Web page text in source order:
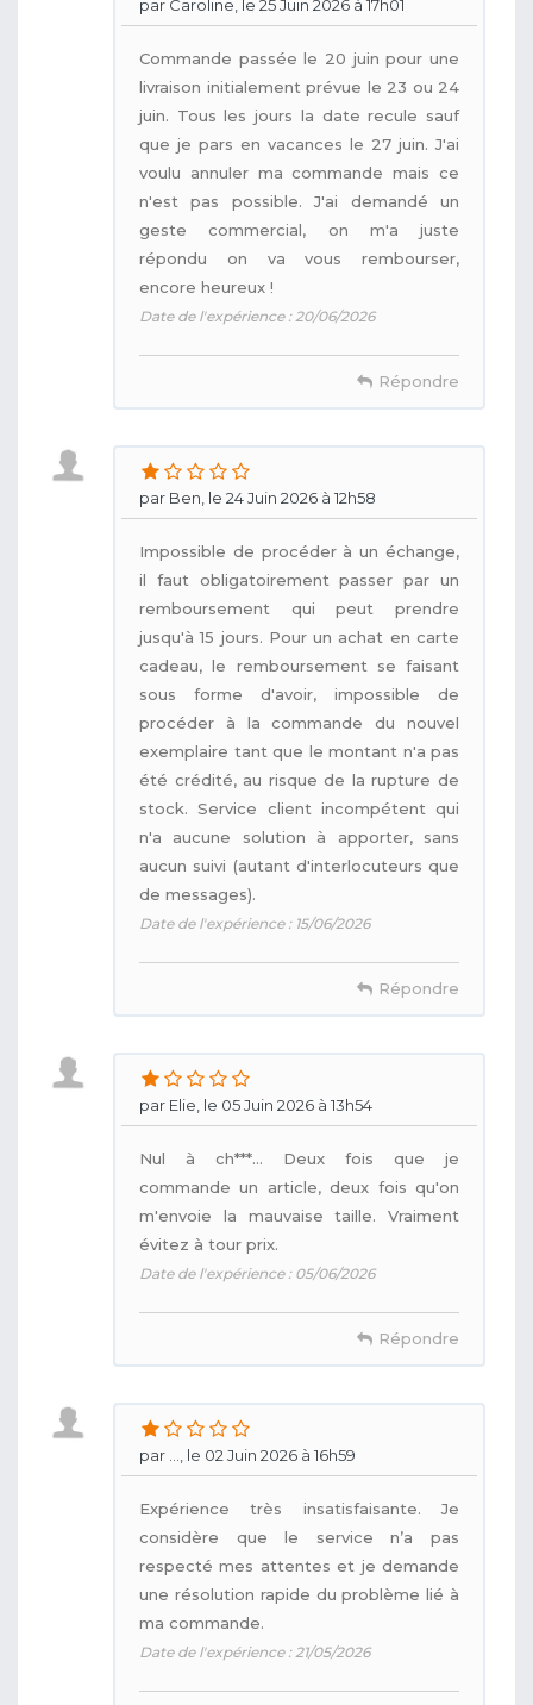
par Caroline, le 25 Juin 2026 à 17h01
Commande passée le 20 juin pour une
livraison initialement prévue le 23 ou 24
juin. Tous les jours la date recule sauf
que je pars en vacances le 27 juin. J'ai
voulu annuler ma commande mais ce
n'est pas possible. J'ai demandé un
geste commercial, on m'a juste
répondu on va vous rembourser,
encore heureux !
Date de l'expérience : 20/06/2026
Répondre
par Ben, le 24 Juin 2026 à 12h58
Impossible de procéder à un échange,
il faut obligatoirement passer par un
remboursement qui peut prendre
jusqu'à 15 jours. Pour un achat en carte
cadeau, le remboursement se faisant
sous forme d'avoir, impossible de
procéder à la commande du nouvel
exemplaire tant que le montant n'a pas
été crédité, au risque de la rupture de
stock. Service client incompétent qui
n'a aucune solution à apporter, sans
aucun suivi (autant d'interlocuteurs que
de messages).
Date de l'expérience : 15/06/2026
Répondre
par Elie, le 05 Juin 2026 à 13h54
Nul à ch***... Deux fois que je
commande un article, deux fois qu'on
m'envoie la mauvaise taille. Vraiment
évitez à tour prix.
Date de l'expérience : 05/06/2026
Répondre
par ..., le 02 Juin 2026 à 16h59
Expérience très insatisfaisante. Je
considère que le service n’a pas
respecté mes attentes et je demande
une résolution rapide du problème lié à
ma commande.
Date de l'expérience : 21/05/2026